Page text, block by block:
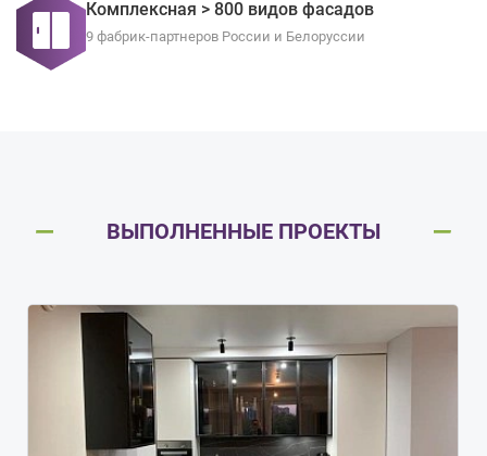
Комплексная > 800 видов фасадов
9 фабрик-партнеров России и Белоруссии
ВЫПОЛНЕННЫЕ ПРОЕКТЫ